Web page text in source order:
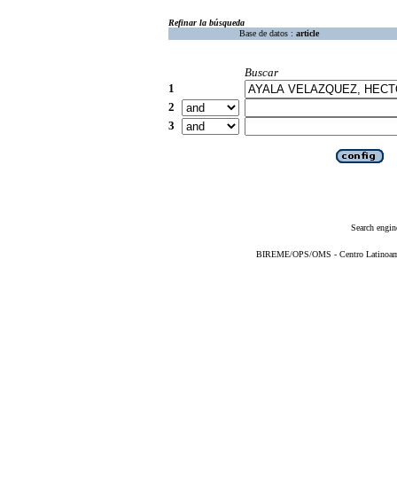
Refinar la búsqueda
Base de datos : article
Buscar
1
2
3
Search
BIREME/OPS/OMS - Centro